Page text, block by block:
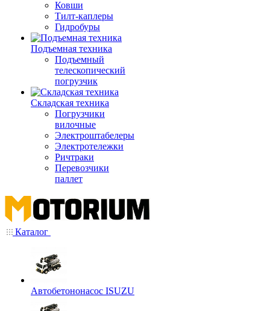
Ковши
Тилт-каплеры
Гидробуры
Подъемная техника
Подъемный
телескопический
погрузчик
Складская техника
Погрузчики
вилочные
Электроштабелеры
Электротележки
Ричтраки
Перевозчики
паллет
Каталог
Автобетононасос ISUZU